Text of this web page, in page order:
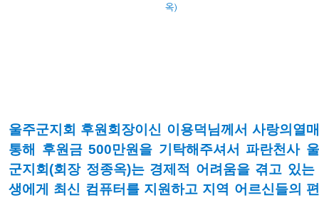
옥)
울주군지회 후원회장이신 이용덕님께서 사랑의열
통해 후원금 500만원을 기탁해주셔서 파란천사
군지회(회장 정종옥)는 경제적 어려움을 겪고 있는
생에게 최신 컴퓨터를 지원하고 지역 어르신들의